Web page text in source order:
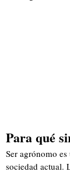
Para qué
Ser agrónomo
sociedad actual.